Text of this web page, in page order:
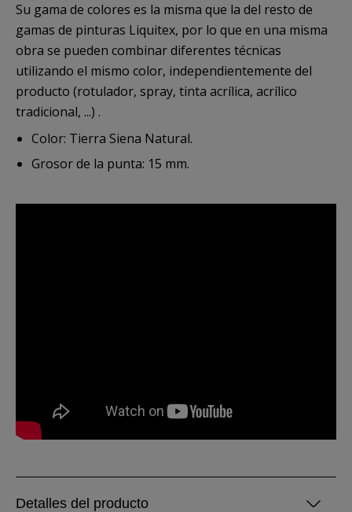
Su gama de colores es la misma que la del resto de
gamas de pinturas Liquitex, por lo que en una misma
obra se pueden combinar diferentes técnicas
utilizando el mismo color, independientemente del
producto (rotulador, spray, tinta acrílica, acrílico
tradicional, ...) .
Color: Tierra Siena Natural.
Grosor de la punta: 15 mm.
Detalles del producto